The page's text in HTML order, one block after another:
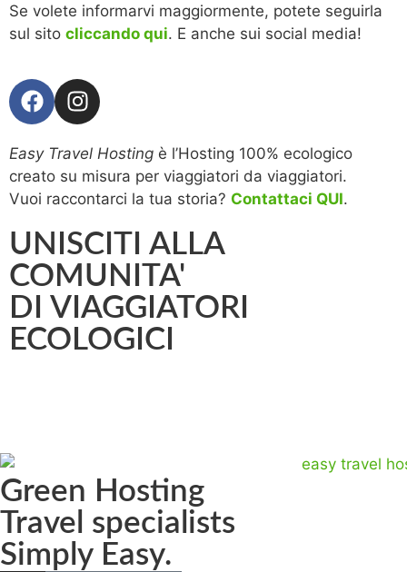
Se volete informarvi maggiormente, potete seguirla
sul sito cliccando qui. E anche sui social media!
Easy Travel Hosting è l’Hosting 100% ecologico
creato su misura per viaggiatori da viaggiatori.
Vuoi raccontarci la tua storia? Contattaci QUI.
UNISCITI ALLA
COMUNITA'
DI VIAGGIATORI
ECOLOGICI
Green Hosting
Travel specialists
Simply Easy.